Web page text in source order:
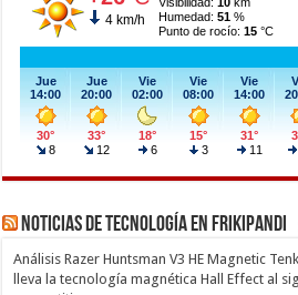
Noticias de Tecnología en Frikipandi
Análisis Razer Huntsman V3 HE Magnetic
lleva la tecnología magnética Hall Effect al